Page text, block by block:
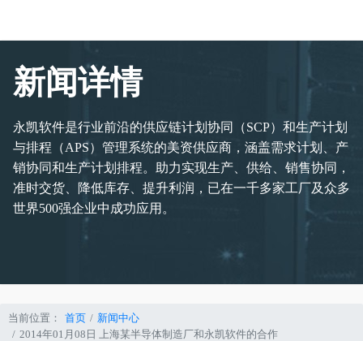
新闻详情
永凯软件是行业前沿的供应链计划协同（SCP）和生产计划
与排程（APS）管理系统的美资供应商，涵盖需求计划、产
销协同和生产计划排程。助力实现生产、供给、销售协同，
准时交货、降低库存、提升利润，已在一千多家工厂及众多
世界500强企业中成功应用。
当前位置： 首页
新闻中心
2014年01月08日 上海某半导体制造厂和永凯软件的合作